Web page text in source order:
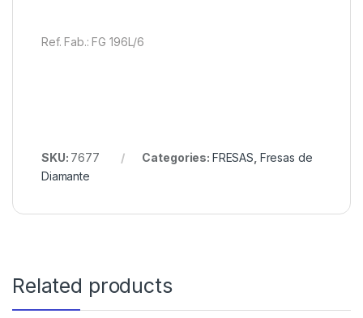
Ref. Fab.: FG 196L/6
SKU: 7677 Categories: FRESAS Fresas de
Diamante
Related products